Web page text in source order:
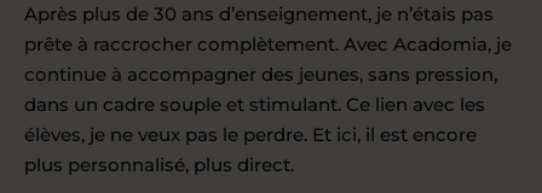
Après plus de 30 ans d’enseignement, je n’étais pas
prête à raccrocher complètement. Avec Acadomia, je
continue à accompagner des jeunes, sans pression,
dans un cadre souple et stimulant. Ce lien avec les
élèves, je ne veux pas le perdre. Et ici, il est encore
plus personnalisé, plus direct.